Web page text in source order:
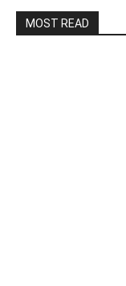
MOST READ